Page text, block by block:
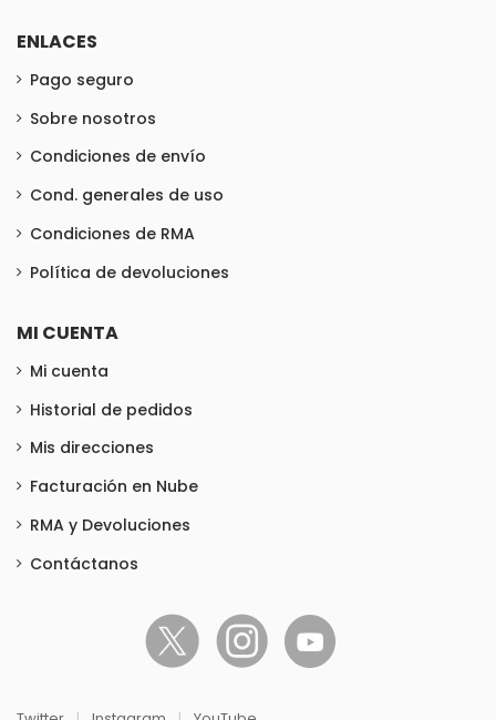
ENLACES
Pago seguro
Sobre nosotros
Condiciones de envío
Cond. generales de uso
Condiciones de RMA
Política de devoluciones
MI CUENTA
Mi cuenta
Historial de pedidos
Mis direcciones
Facturación en Nube
RMA y Devoluciones
Contáctanos